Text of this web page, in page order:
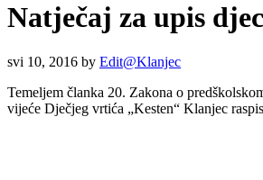
Natječaj za upis
svi 10, 2016 by Edit@Klanjec
Temeljem članka 20. Zakona o
vijeće Dječjeg vrtića „Kesten“ Klanjec